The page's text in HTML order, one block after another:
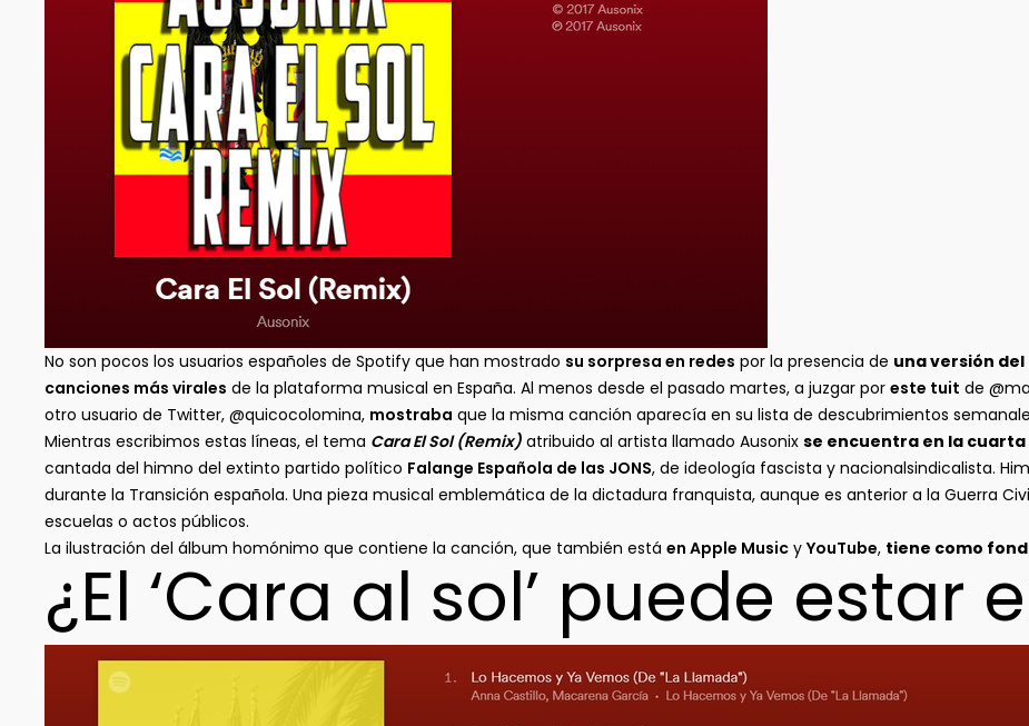
No son pocos los usuarios españoles de Spotify que han mostrado su sorpresa en redes por la presencia de una versión
canciones más virales de la plataforma musical en España. Al menos desde el pasado martes, a juzgar por este tuit de
otro usuario de Twitter, @quicocolomina, mostraba que la misma canción aparecía en su lista de descubrimientos
Mientras escribimos estas líneas, el tema Cara El Sol (Remix) atribuido al artista llamado Ausonix se encuentra en la cuarta
cantada del himno del extinto partido político Falange Española de las JONS, de ideología fascista​ y nacionalsindicalista.
durante la Transición española. Una pieza musical emblemática de la dictadura franquista, aunque es anterior a la Guerra
escuelas o actos públicos.
La ilustración del álbum homónimo que contiene la canción, que también está en Apple Music yYouTube, tiene como
¿El ‘Cara al sol’ puede estar